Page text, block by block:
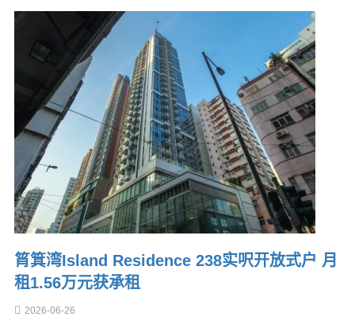
筲箕湾Island Residence 238实呎开放式户 月
租1.56万元获承租
2026-06-26